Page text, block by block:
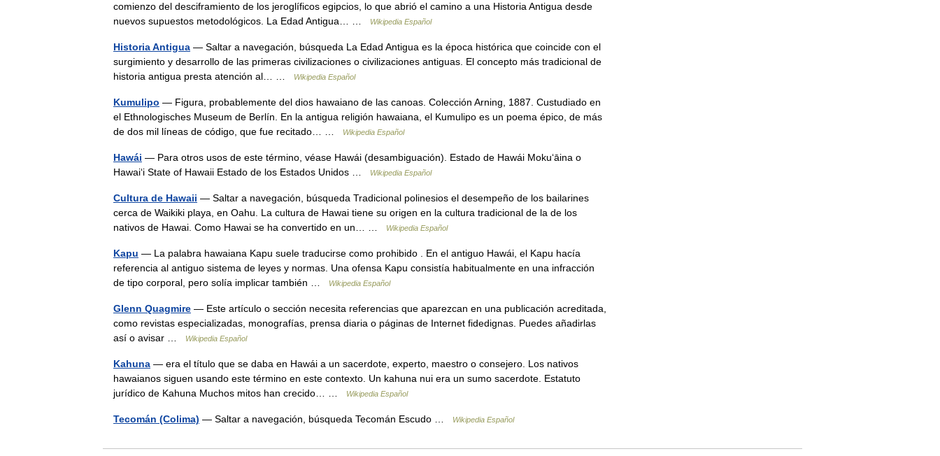
comienzo del desciframiento de los jeroglíficos egipcios, lo que abrió el camino a una Historia Antigua desde
nuevos supuestos metodológicos. La Edad Antigua… …
Wikipedia Español
Historia Antigua — Saltar a navegación, búsqueda La Edad Antigua es la época histórica que coincide con el
surgimiento y desarrollo de las primeras civilizaciones o civilizaciones antiguas. El concepto más tradicional de
historia antigua presta atención al… …
Wikipedia Español
Kumulipo — Figura, probablemente del dios hawaiano de las canoas. Colección Arning, 1887. Custudiado en
el Ethnologisches Museum de Berlín. En la antigua religión hawaiana, el Kumulipo es un poema épico, de más
de dos mil líneas de código, que fue recitado… …
Wikipedia Español
Hawái — Para otros usos de este término, véase Hawái (desambiguación). Estado de Hawái Mokuʻāina o
Hawaiʻi State of Hawaii Estado de los Estados Unidos …
Wikipedia Español
Cultura de Hawaii — Saltar a navegación, búsqueda Tradicional polinesios el desempeño de los bailarines
cerca de Waikiki playa, en Oahu. La cultura de Hawai tiene su origen en la cultura tradicional de la de los
nativos de Hawai. Como Hawai se ha convertido en un… …
Wikipedia Español
Kapu — La palabra hawaiana Kapu suele traducirse como prohibido . En el antiguo Hawái, el Kapu hacía
referencia al antiguo sistema de leyes y normas. Una ofensa Kapu consistía habitualmente en una infracción
de tipo corporal, pero solía implicar también …
Wikipedia Español
Glenn Quagmire — Este artículo o sección necesita referencias que aparezcan en una publicación acreditada,
como revistas especializadas, monografías, prensa diaria o páginas de Internet fidedignas. Puedes añadirlas
así o avisar …
Wikipedia Español
Kahuna — era el título que se daba en Hawái a un sacerdote, experto, maestro o consejero. Los nativos
hawaianos siguen usando este término en este contexto. Un kahuna nui era un sumo sacerdote. Estatuto
jurídico de Kahuna Muchos mitos han crecido… …
Wikipedia Español
Tecomán (Colima) — Saltar a navegación, búsqueda Tecomán Escudo … Wikipedia Español